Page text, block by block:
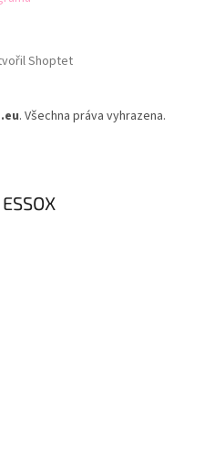
Shoptet
. Všechna práva vyhrazena.